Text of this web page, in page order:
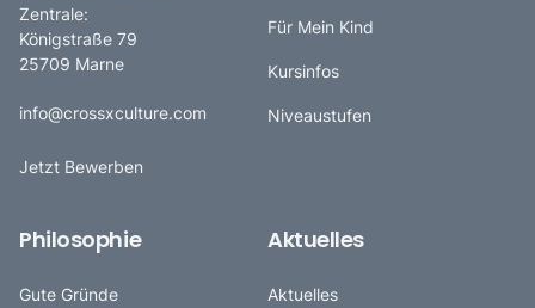
Zentrale:
Königstraße 79
25709 Marne
info@crossxculture.com
Jetzt Bewerben
Für Mein Kind
Kursinfos
Niveaustufen
Philosophie
Gute Gründe
Aktuelles
Aktuelles